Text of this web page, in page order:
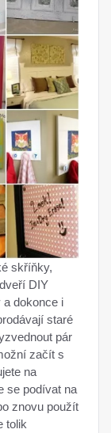
skříňky,
DIY
a dokonce i
staré
pár
začít s
na
se podívat na
znovu použít
tolik